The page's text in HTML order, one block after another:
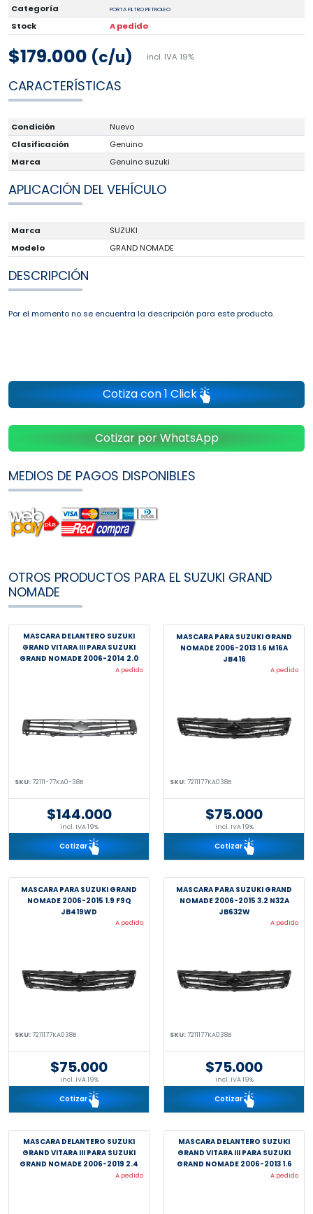
Categoría
PORTA FILTRO PETROLEO
Stock A pedido
$179.000 (c/u) incl. IVA 19%
CARACTERÍSTICAS
Condición
Nuevo
Clasificación
Genuino
Marca
Genuino suzuki
APLICACIÓN DEL VEHÍCULO
Marca
SUZUKI
Modelo
GRAND NOMADE
DESCRIPCIÓN
Por el momento no se encuentra la descripción para este producto.
Cotiza con 1 Click
Cotizar por WhatsApp
MEDIOS DE PAGOS DISPONIBLES
OTROS PRODUCTOS PARA EL SUZUKI GRAND
NOMADE
MASCARA DELANTERO SUZUKI
GRAND VITARA III PARA SUZUKI
GRAND NOMADE 2006-2014 2.0
A pedido
SKU:72111-77KA0-38B
$144.000
incl. IVA 19%
Cotizar
MASCARA PARA SUZUKI GRAND
NOMADE 2006-2013 1.6 M16A
JB416
A pedido
SKU:7211177KA038B
$75.000
incl. IVA 19%
Cotizar
MASCARA PARA SUZUKI GRAND
NOMADE 2006-2015 1.9 F9Q
JB419WD
A pedido
SKU:7211177KA038B
$75.000
incl. IVA 19%
Cotizar
MASCARA PARA SUZUKI GRAND
NOMADE 2006-2015 3.2 N32A
JB632W
A pedido
SKU:7211177KA038B
$75.000
incl. IVA 19%
Cotizar
MASCARA DELANTERO SUZUKI
GRAND VITARA III PARA SUZUKI
GRAND NOMADE 2006-2019 2.4
A pedido
MASCARA DELANTERO SUZUKI
GRAND VITARA III PARA SUZUKI
GRAND NOMADE 2006-2013 1.6
A pedido